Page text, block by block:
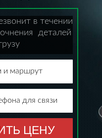
в течении
деталей
ЦЕНУ
и маршрут
для связи